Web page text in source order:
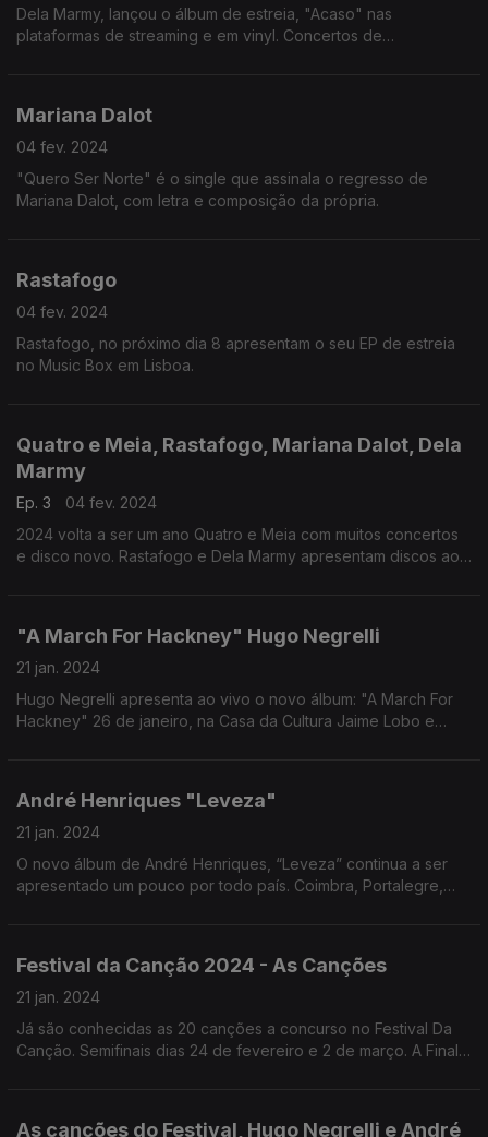
Dela Marmy, lançou o álbum de estreia, "Acaso" nas
plataformas de streaming e em vinyl. Concertos de
Mariana Dalot
04 fev. 2024
"Quero Ser Norte" é o single que assinala o regresso de
Mariana Dalot, com letra e composição da própria.
Rastafogo
04 fev. 2024
Rastafogo, no próximo dia 8 apresentam o seu EP de estreia
no Music Box em Lisboa.
Quatro e Meia, Rastafogo, Mariana Dalot, Dela
Marmy
Ep. 3
04 fev. 2024
2024 volta a ser um ano Quatro e Meia com muitos concertos
e disco novo. Rastafogo e Dela Marmy apresentam discos ao
"A March For Hackney" Hugo Negrelli
21 jan. 2024
Hugo Negrelli apresenta ao vivo o novo álbum: "A March For
Hackney" 26 de janeiro, na Casa da Cultura Jaime Lobo e
André Henriques "Leveza"
21 jan. 2024
O novo álbum de André Henriques, “Leveza” continua a ser
apresentado um pouco por todo país. Coimbra, Portalegre,
Festival da Canção 2024 - As Canções
21 jan. 2024
Já são conhecidas as 20 canções a concurso no Festival Da
Canção. Semifinais dias 24 de fevereiro e 2 de março. A Final
As canções do Festival, Hugo Negrelli e André